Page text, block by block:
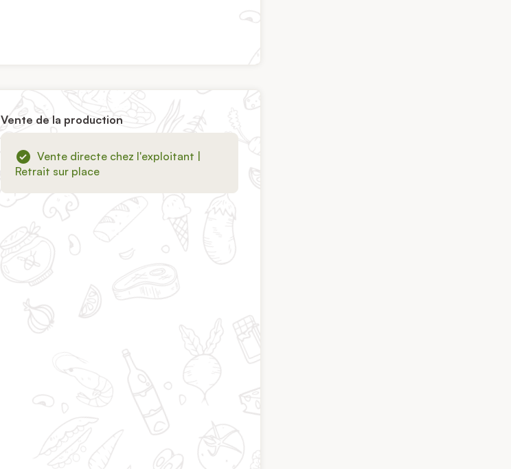
Vente de la production
Vente directe chez l'exploitant |
Retrait sur place